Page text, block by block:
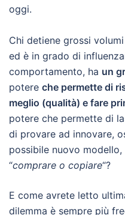
oggi.
Chi detiene grossi
ed è in grado di
comportamento, ha un
potere che permette di
meglio (qualità) e fare
potere che permette di
di provare ad innovare,
possibile nuovo
“comprare o copiare“?
E come avrete letto
dilemma è sempre più